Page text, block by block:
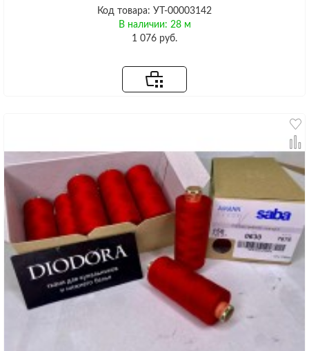
Код товара: УТ-00003142
В наличии: 28 м
1 076 руб.